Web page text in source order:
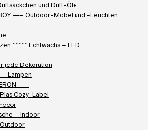
und Duft-Öle
—– Outdoor-Möbel und -Leuchten
***** Echtwachs – LED
jede Dekoration
– Lampen
—–
Cozy-Label
– Indoor